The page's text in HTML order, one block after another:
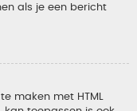
als je een bericht
maken met HTML